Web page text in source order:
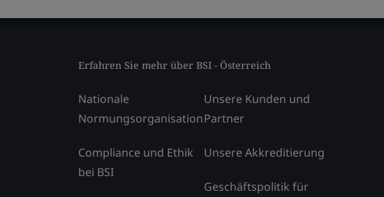
Erfahren Sie mehr über BSI - Österreich
Nationale
Normungsorganisation
Compliance und Ethik
bei BSI
Unsere Kunden und
Partner
Unsere Akkreditierung
Geschäftspolitik für